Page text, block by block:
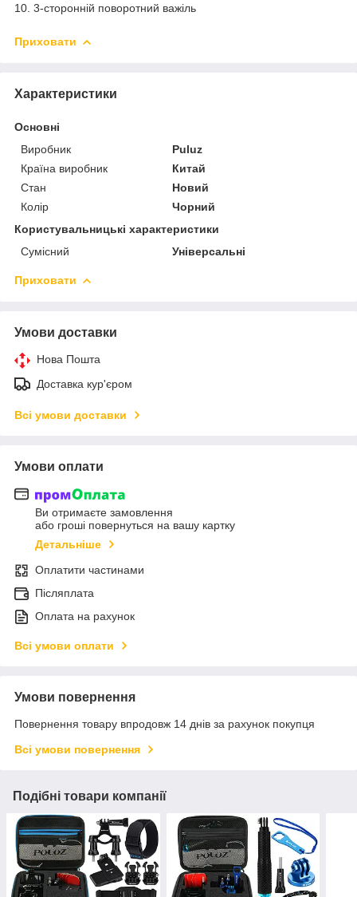
10. 3-сторонній поворотний важіль
Приховати
Характеристики
Основні
Виробник
Puluz
Країна виробник
Китай
Стан
Новий
Колір
Чорний
Користувальницькі характеристики
Сумісний
Універсальні
Приховати
Умови доставки
Нова Пошта
Доставка кур'єром
Всі умови доставки
Умови оплати
Ви отримаєте замовлення
або гроші повернуться на вашу картку
Детальніше
Оплатити частинами
Післяплата
Оплата на рахунок
Всі умови оплати
Умови повернення
Повернення товару впродовж 14 днів за рахунок покупця
Всі умови повернення
Подібні товари компанії